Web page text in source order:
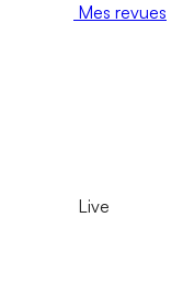
Mes revues
Live